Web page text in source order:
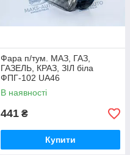
Фара п/тум. МАЗ, ГАЗ,
ГАЗЕЛЬ, КРАЗ, ЗІЛ біла
ФПГ-102 UA46
В наявності
441 ₴
Купити